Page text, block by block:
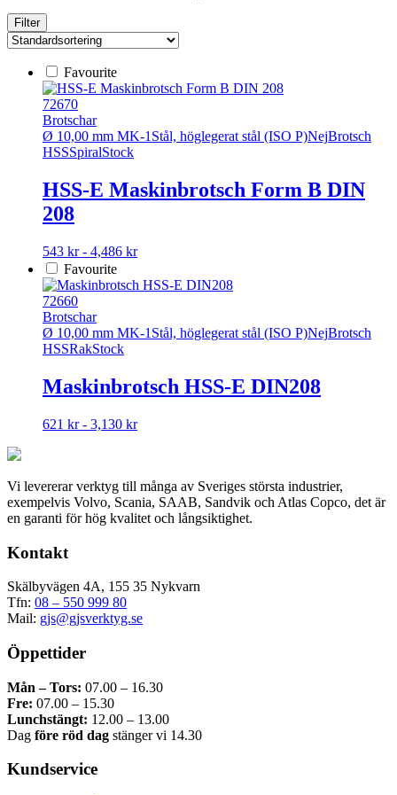
Filter
Favourite
72670
Brotschar
Ø 10,00 mm MK-1 Stål, höglegerat stål (ISO P)NejBrotsch
HSSSpiralStock
HSS-E Maskinbrotsch Form B DIN
208
543 kr - 4,486 krDen
produkten
varianter.
alternativen
kan
på
Favourite
72660
Brotschar
Ø 10,00 mm MK-1 Stål, höglegerat stål (ISO P)NejBrotsch
HSSRakStock
Maskinbrotsch HSS-E DIN208
621 kr - 3,130 krDen
flera
varianter.
De
väljas
produktsidan
Vi levererar verktyg till många av Sveriges största industrier,
exempelvis Volvo, Scania, SAAB, Sandvik och Atlas Copco, det är
en garanti för hög kvalitet och långsiktighet.
Kontakt
Skälbyvägen 4A, 155 35 Nykvarn
Tfn: 08 – 550 999 80
Mail: gjs@gjsverktyg.se
Öppettider
Mån – Tors: 07.00 – 16.30
Fre: 07.00 – 15.30
Lunchstängt: 12.00 – 13.00
Dag före röd dag stänger vi 14.30
Kundservice